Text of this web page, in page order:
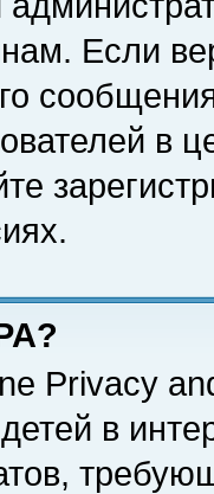
Если
в
Privacy
в